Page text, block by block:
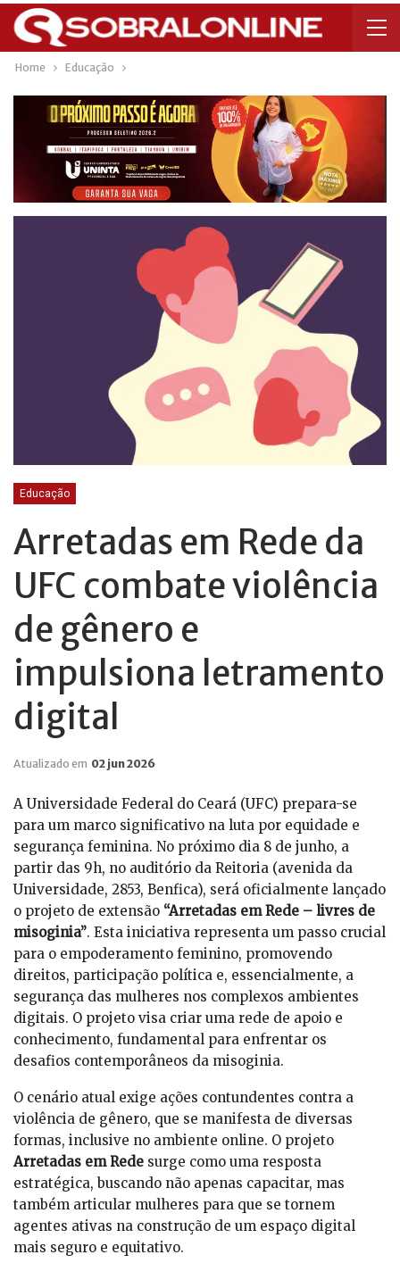
Home Educação
Educação
Arretadas em Rede da
UFC combate violência
de gênero e
impulsiona letramento
digital
Atualizado em 02 jun 2026
A Universidade Federal do Ceará (UFC) prepara-se
para um marco significativo na luta por equidade e
segurança feminina. No próximo dia 8 de junho, a
partir das 9h, no auditório da Reitoria (avenida da
Universidade, 2853, Benfica), será oficialmente lançado
o projeto de extensão “Arretadas em Rede – livres de
misoginia”. Esta iniciativa representa um passo crucial
para o empoderamento feminino, promovendo
direitos, participação política e, essencialmente, a
segurança das mulheres nos complexos ambientes
digitais. O projeto visa criar uma rede de apoio e
conhecimento, fundamental para enfrentar os
desafios contemporâneos da misoginia.
O cenário atual exige ações contundentes contra a
violência de gênero, que se manifesta de diversas
formas, inclusive no ambiente online. O projeto
Arretadas em Rede surge como uma resposta
estratégica, buscando não apenas capacitar, mas
também articular mulheres para que se tornem
agentes ativas na construção de um espaço digital
mais seguro e equitativo.